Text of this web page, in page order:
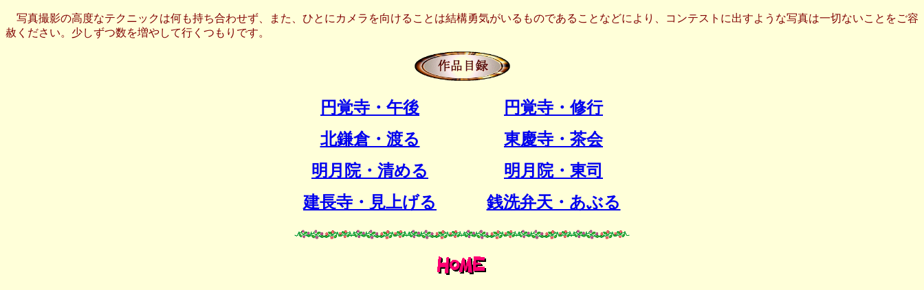
写真撮影の高度なテクニックは何も持ち合わせず、また、ひとにカメラを向けることは結構勇気がいるものであることなどにより、コンテストに出すような写真は一切ないことをご容
赦ください。少しずつ数を増やして行くつもりです。
円覚寺・午後
円覚寺・修行
北鎌倉・渡る
東慶寺・茶会
明月院・清める
明月院・東司
建長寺・見上げる
銭洗弁天・あぶる